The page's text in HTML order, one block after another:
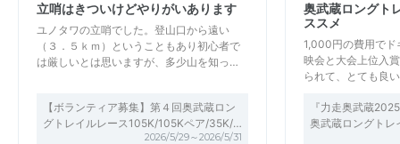
立哨はきついけどやりがいあります
ユノタワの立哨でした。登山口から遠い
（３．５ｋｍ）ということもあり初心者で
は厳しいとは思いますが、多少山を知っ…
【ボランティア募集】第４回奥武蔵ロン
グトレイルレース105K/105Kペア/35K/…
2026/5/29～2026/5/31
奥武蔵ロングト
ススメ
1,000円の費用でド
映会と大会上位入
られて、とても良
『力走奥武蔵
奥武蔵ロングト